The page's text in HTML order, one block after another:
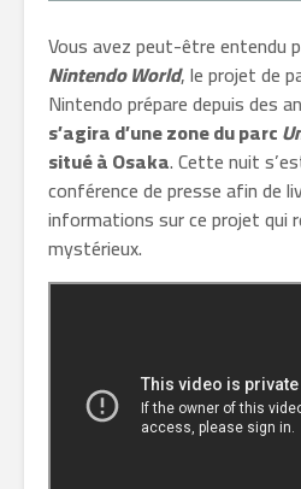
Vous avez peut-être entendu
Nintendo World, le projet de
Nintendo prépare depuis des
s’agira d’une zone du parc
situé à Osaka. Cette nuit
conférence de presse afin de
informations sur ce projet qui
mystérieux.